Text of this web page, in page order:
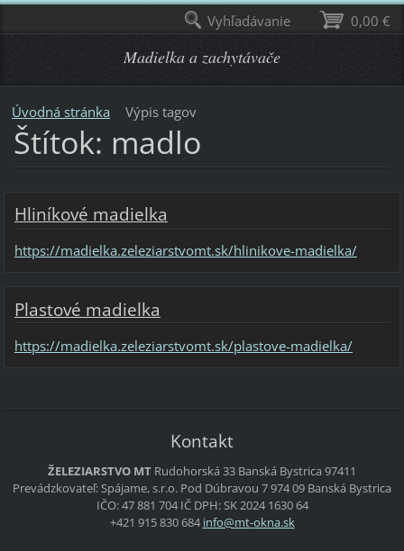
Madielka a zachytávače
Úvodná stránka Výpis tagov
Štítok: madlo
Hliníkové madielka
https://madielka.zeleziarstvomt.sk/hlinikove-madielka/
Plastové madielka
https://madielka.zeleziarstvomt.sk/plastove-madielka/
Kontakt
ŽELEZIARSTVO MT Rudohorská 33 Banská Bystrica 97411
Prevádzkovateľ:Spájame, s.r.o. Pod Dúbravou 7974 09 Banská Bystrica
IČO: 47 881 704IČ DPH: SK 2024 1630 64
+421 915 830 684info@mt-okna.sk
0,00 €
Vyhľadávanie